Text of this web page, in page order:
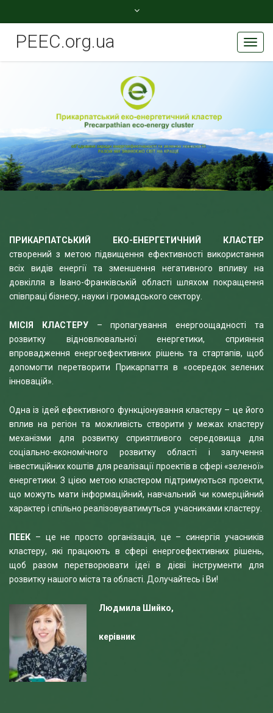
+380506077780
PEEC.org.ua
ПРИКАРПАТСЬКИЙ ЕКО-ЕНЕРГЕТИЧНИЙ КЛАСТЕР
створений з метою підвищення ефективності використання
всіх видів енергії та зменшення негативного впливу на
довкілля в Івано-Франківській області шляхом покращення
співпраці бізнесу, науки і громадського сектору.
МІСІЯ КЛАСТЕРУ– пропагування енергоощадності та
розвитку відновлювальної енергетики, сприяння
впровадження енергоефективних рішень та стартапів, щоб
допомогти перетворити Прикарпаття в «осередок зелених
інновацій».
Одна із ідей ефективного функціонування кластеру – це його
вплив на регіон та можливість створити у межах кластеру
механізми для розвитку сприятливого середовища для
соціально-економічного розвитку області і залучення
інвестиційних коштів для реалізації проектів в сфері «зеленої»
енергетики. З цією метою кластером підтримуються проекти,
що можуть мати інформаційний, навчальний чи комерційний
характер і спільно реалізовуватимуться учасниками кластеру.
ПЕЕК – це не просто організація, це – синергія учасників
кластеру, які працюють в сфері енергоефективних рішень,
щоб разом перетворювати ідеї в дієві інструменти для
розвитку нашого міста та області. Долучайтесь і Ви!
Людмила Шийко,
керівник